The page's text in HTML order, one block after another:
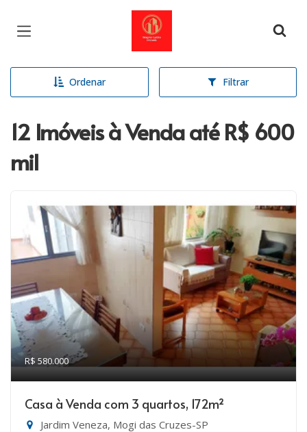
Página inicial
Ordenar Filtrar
12 Imóveis à Venda até R$ 600
mil
R$ 580.000
Casa à Venda com 3 quartos, 172m²
Jardim Veneza, Mogi das Cruzes-SP